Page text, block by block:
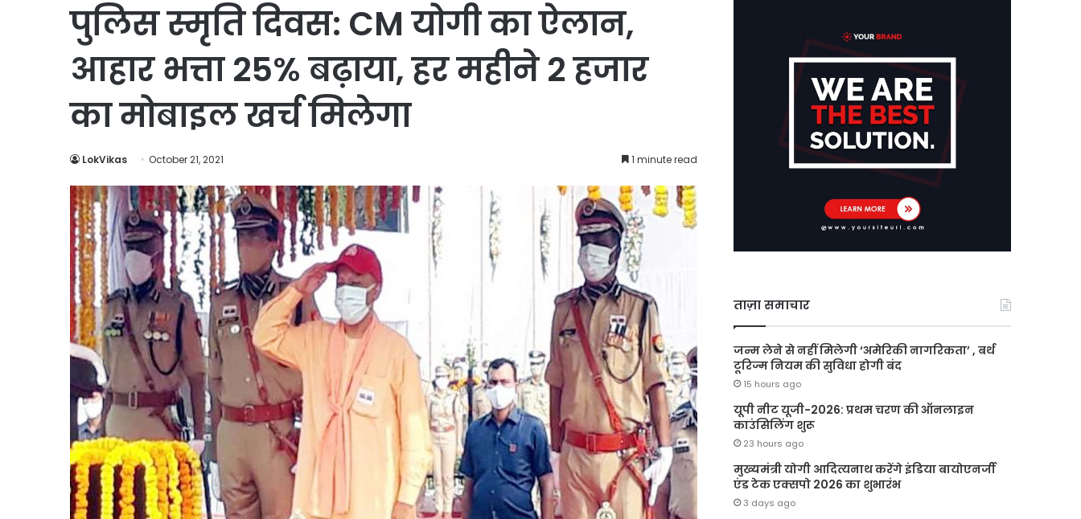
पुलिस स्मृति दिवस: CM योगी का ऐलान,
आहार भत्ता 25% बढ़ाया, हर महीने 2 हजार
का मोबाइल खर्च मिलेगा
LokVikas October 21, 2021 1 minute read
ताज़ा समाचार
जन्म लेने से नहीं मिलेगी ‘अमेरिकी नागरिकता’ , बर्थ
टूरिज्म नियम की सुविधा होगी बंद
15 hours ago
यूपी नीट यूजी-2026: प्रथम चरण की ऑनलाइन
काउंसिलिंग शुरू
23 hours ago
मुख्यमंत्री योगी आदित्यनाथ करेंगे इंडिया बायोएनर्जी
एंड टेक एक्सपो 2026 का शुभारंभ
3 days ago